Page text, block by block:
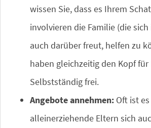
wissen Sie, dass es Ihrem
involvieren die Familie (die
auch darüber freut, helfen zu
haben gleichzeitig den Kopf für
Selbstständig frei.
Angebote annehmen: Oft ist
alleinerziehende Eltern sich